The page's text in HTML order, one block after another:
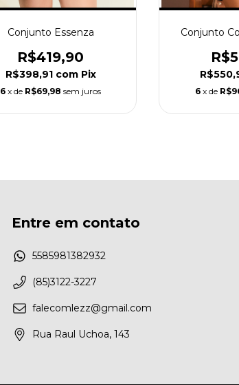
Conjunto Essenza
R$419,90
R$398,91 com Pix
6 x de R$69,98 sem juros
Conjunto
6 x de
Entre em contato
5585981382932
(85)3122-3227
falecomlezz@gmail.com
Rua Raul Uchoa, 143